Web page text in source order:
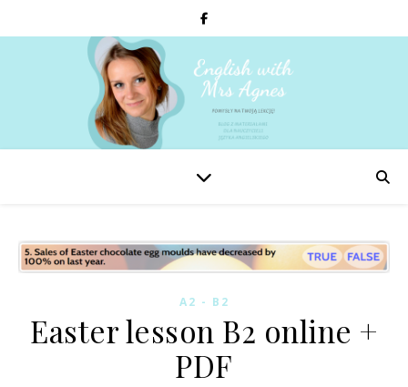
A2 - B2
Easter lesson B2 online +
PDF